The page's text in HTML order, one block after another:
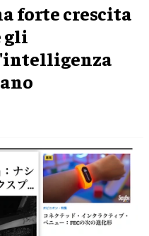
forte crescita
gli